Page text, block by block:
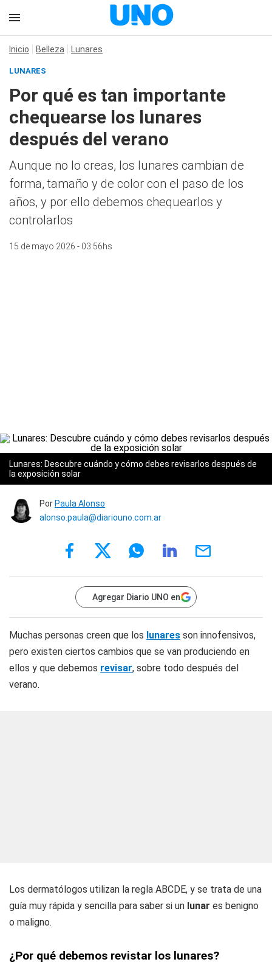
Inicio Belleza Lunares
LUNARES
Por qué es tan importante
chequearse los lunares
después del verano
Aunque no lo creas, los lunares cambian de
forma, tamaño y de color con el paso de los
años, y por ello debemos chequearlos y
controlarlos
15 de mayo 2026 - 03:56hs
Lunares: Descubre cuándo y cómo debes revisarlos después de
la exposición solar
Por Paula Alonso
alonso.paula@diariouno.com.ar
Agregar Diario UNO en
Muchas personas creen que los lunares son innofensivos,
pero existen ciertos cambios que se van produciendo en
ellos y que debemos revisar, sobre todo después del
verano.
Los dermatólogos utilizan la regla ABCDE, y se trata de una
guía muy rápida y sencilla para saber si un lunar es benigno
o maligno.
¿Por qué debemos revistar los lunares?